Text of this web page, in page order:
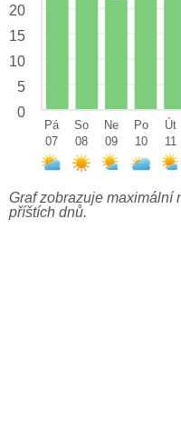
20
15
10
5
0
Pá
07
So
08
Ne
09
Po
10
Út
11
Graf zobrazuje maximální
příštích dnů.